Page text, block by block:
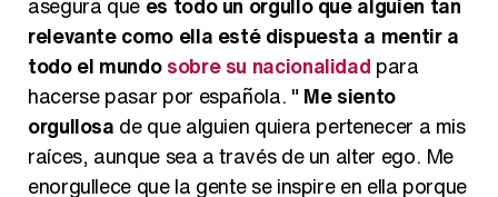
relevante como ella esté dispuesta a mentir a
todo el mundosobre su nacionalidad para
hacerse pasar por española. " Me siento
orgullosa de que alguien quiera pertenecer a mis
raíces, aunque sea a través de un alter ego. Me
enorgullece que la gente se inspire en ella porque